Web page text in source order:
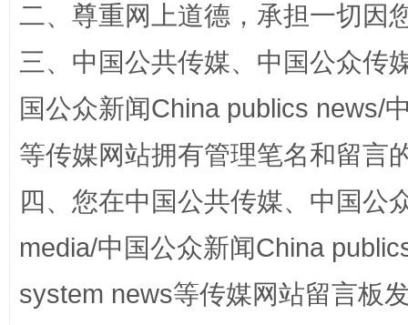
站台名比不上好声名
二、尊重网上道德，承担一切因
三、中国公共传媒、中国公众传
国公众新闻China publics news/
等传媒网站拥有管理笔名和留言
四、您在中国公共传媒、中国公
media/中国公众新闻China
system news等传媒网站留言板